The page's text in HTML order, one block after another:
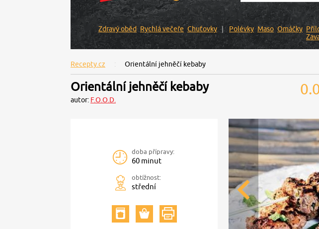
Zdravý oběd Rychlá večeře Chuťovky Polévky Maso Omáčky
Recepty.cz Orientální jehněčí kebaby
Orientální jehněčí kebaby
autor: F.O.O.D.
doba přípravy:
60 minut
obtížnost:
střední